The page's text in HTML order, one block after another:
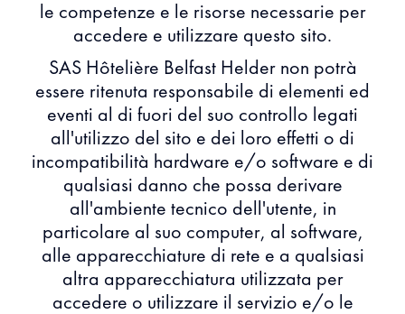
le competenze e le risorse necessarie per
accedere e utilizzare questo sito.
SAS Hôtelière Belfast Helder non potrà
essere ritenuta responsabile di elementi ed
eventi al di fuori del suo controllo legati
all'utilizzo del sito e dei loro effetti o di
incompatibilità hardware e/o software e di
qualsiasi danno che possa derivare
all'ambiente tecnico dell'utente, in
particolare al suo computer, al software,
alle apparecchiature di rete e a qualsiasi
altra apparecchiatura utilizzata per
accedere o utilizzare il servizio e/o le